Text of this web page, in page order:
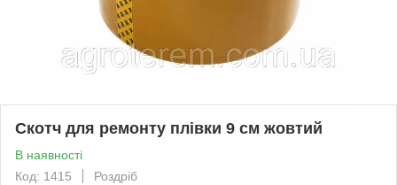
Скотч для ремонту плівки 9 см жовтий
В наявності
Код: 1415
Роздріб